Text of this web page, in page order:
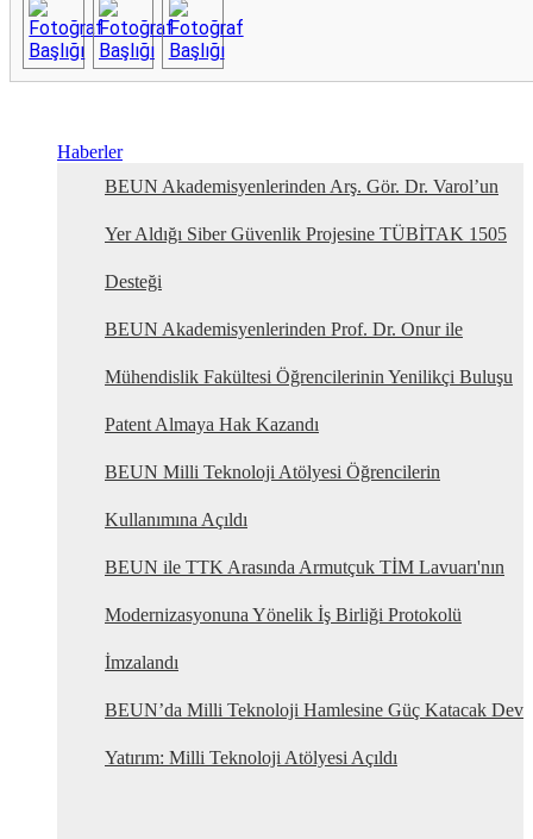
Haberler
BEUN Akademisyenlerinden Arş. Gör. Dr. Varol’un
Yer Aldığı Siber Güvenlik Projesine TÜBİTAK 1505
Desteği
BEUN Akademisyenlerinden Prof. Dr. Onur ile
Mühendislik Fakültesi Öğrencilerinin Yenilikçi Buluşu
Patent Almaya Hak Kazandı
BEUN Milli Teknoloji Atölyesi Öğrencilerin
Kullanımına Açıldı
BEUN ile TTK Arasında Armutçuk TİM Lavuarı'nın
Modernizasyonuna Yönelik İş Birliği Protokolü
İmzalandı
BEUN’da Milli Teknoloji Hamlesine Güç Katacak Dev
Yatırım: Milli Teknoloji Atölyesi Açıldı